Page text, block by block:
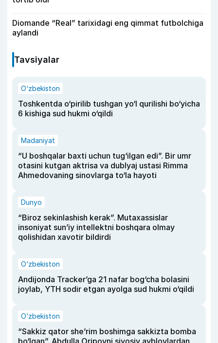
Diomande “Real” tarixidagi eng qimmat futbolchiga
aylandi
Tavsiyalar
O‘zbekiston
Toshkentda o‘pirilib tushgan yo‘l qurilishi bo‘yicha
6 kishiga sud hukmi o‘qildi
Madaniyat
“U boshqalar baxti uchun tug‘ilgan edi”. Bir umr
otasini kutgan aktrisa va dublyaj ustasi Rimma
Ahmedovaning sinovlarga to‘la hayoti
Dunyo
“Biroz sekinlashish kerak”. Mutaxassislar
insoniyat sun’iy intellektni boshqara olmay
qolishidan xavotir bildirdi
O‘zbekiston
Andijonda Tracker’ga 21 nafar bog‘cha bolasini
joylab, YTH sodir etgan ayolga sud hukmi o‘qildi
O‘zbekiston
“Sakkiz qator she’rim boshimga sakkizta bomba